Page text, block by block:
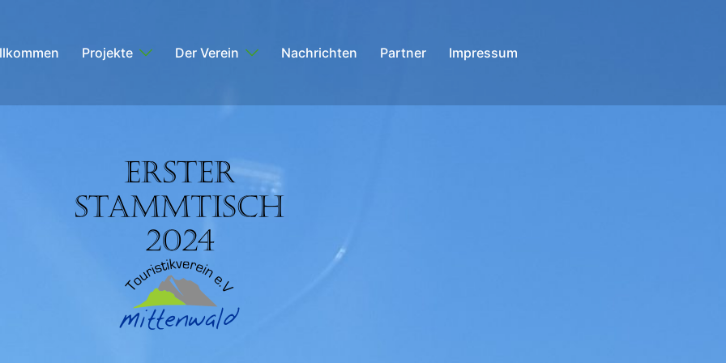
Projekte Der Verein Nachrichten Partner Impressum